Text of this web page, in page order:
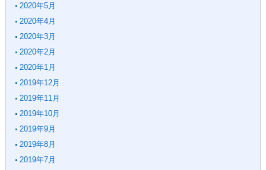
2020年5月
2020年4月
2020年3月
2020年2月
2020年1月
2019年12月
2019年11月
2019年10月
2019年9月
2019年8月
2019年7月